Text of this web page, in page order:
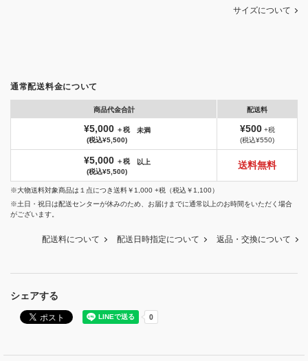
シェアする
サイズについて
通常配送料金について
商品代金合計 配送料
¥5,000 ＋税
(税込¥5,500)
未満 ¥500+税
(税込¥550)
¥5,000 ＋税
(税込¥5,500)
以上 送料無料
※大物送料対象商品は１点につき送料￥1,000 +税（税込￥1,100）
※土日・祝日は配送センターが休みのため、お届けまでに通常以上のお時間をいただく場合
がございます。
配送料について 配送日時指定について 返品・交換について